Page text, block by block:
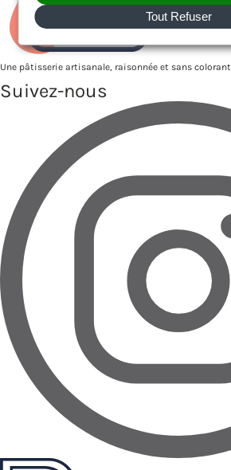
Une pâtisserie artisanale, raisonnée et sans colorant
Suivez-nous
Tout Refuser